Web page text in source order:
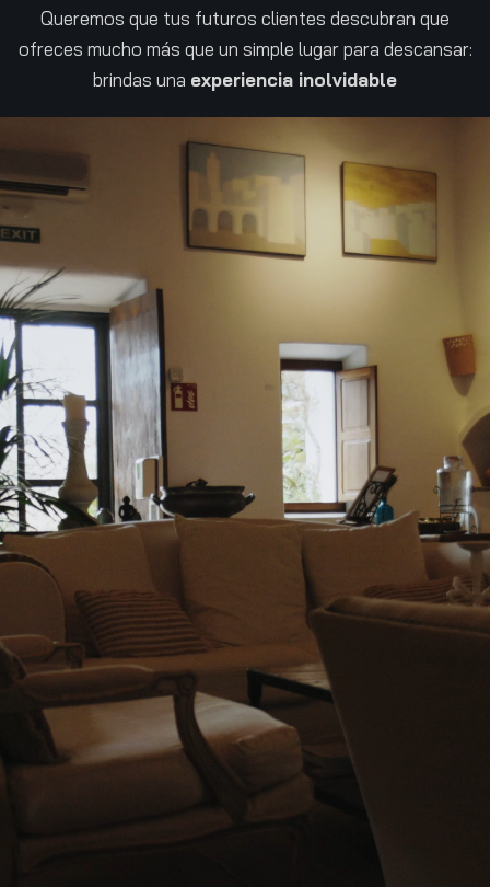
Queremos que tus futuros clientes descubran que
ofreces mucho más que un simple lugar para descansar:
brindas una experiencia inolvidable